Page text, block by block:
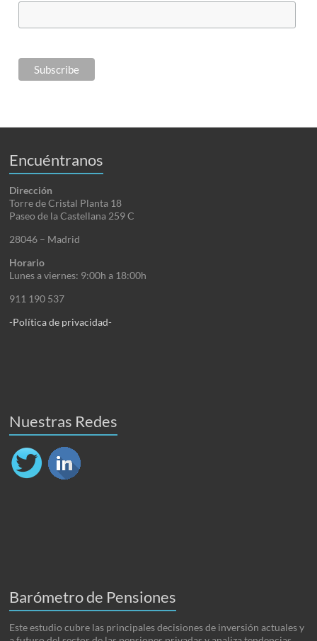
Encuéntranos
Dirección
Torre de Cristal Planta 18
Paseo de la Castellana 259 C
28046 – Madrid
Horario
Lunes a viernes: 9:00h a 18:00h
911 190 537
-Política de privacidad-
Nuestras Redes
Barómetro de Pensiones
Este estudio cubre las principales decisiones de inversión actuales y